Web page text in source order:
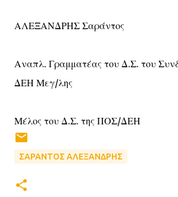
ΑΛΕΞΑΝΔΡΗΣ Σαράντος
Αναπλ. Γραμματέας του Δ.Σ. του
ΔΕΗ Μεγ/λης
Μέλος του Δ.Σ. της ΠΟΣ/ΔΕΗ
ΣΑΡΑΝΤΟΣ ΑΛΕΞΑΝΔΡΗΣ